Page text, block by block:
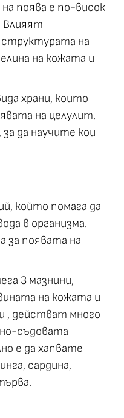
поява е по-висок
Влияят
на
на кожата и
храни, които
на целулит.
да научите кои
който помага да
в организма.
за появата на
3 мазнини,
на кожата и
, действат много
съдовата
е да хапвате
сардина,